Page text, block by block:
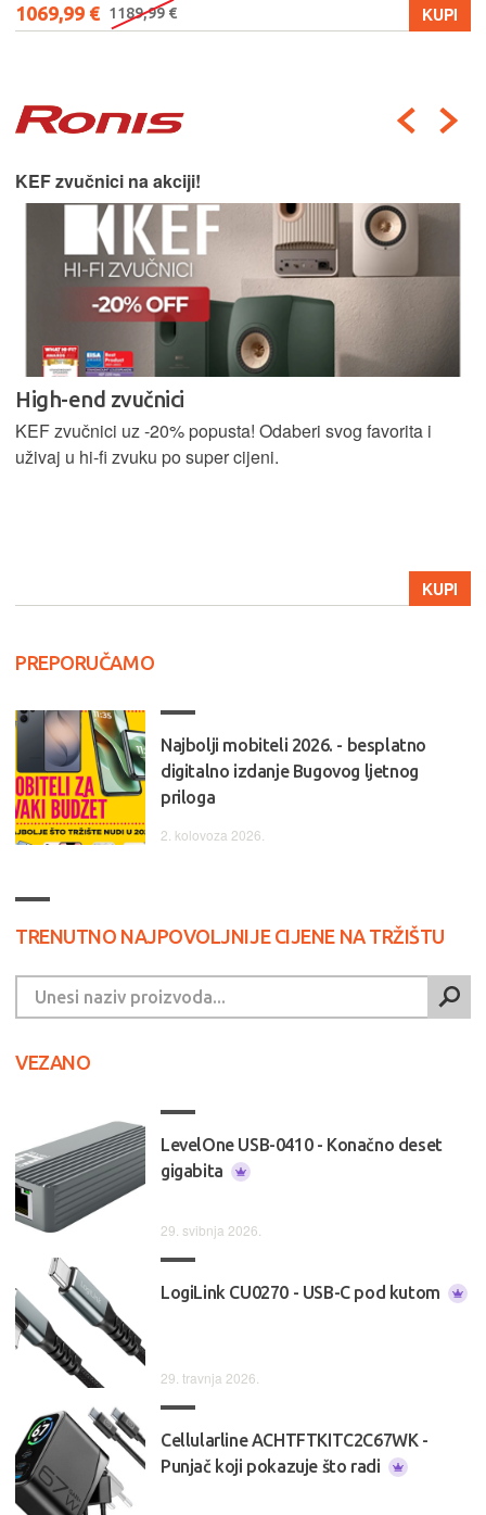
1069,99 € 1189,99 € KUPI
KEF zvučnici na akciji!
High-end zvučnici
KEF zvučnici uz -20% popusta! Odaberi svog favorita i
uživaj u hi-fi zvuku po super cijeni.
KUPI
PREPORUČAMO
Najbolji mobiteli 2026. - besplatno
digitalno izdanje Bugovog ljetnog
priloga
2. kolovoza 2026.
TRENUTNO NAJPOVOLJNIJE CIJENE NA TRŽIŠTU
VEZANO
LevelOne USB-0410 - Konačno deset
gigabita
29. svibnja 2026.
LogiLink CU0270 - USB-C pod kutom
29. travnja 2026.
Cellularline ACHTFTKITC2C67WK -
Punjač koji pokazuje što radi